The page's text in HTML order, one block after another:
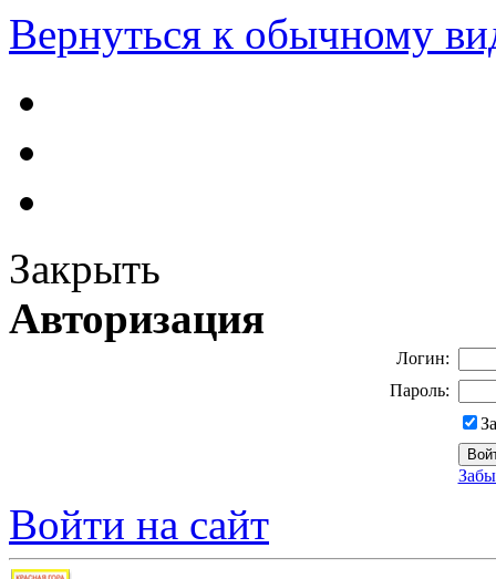
Вернуться к обычному
Закрыть
Авторизация
Логин:
Пароль:
Войти на сайт